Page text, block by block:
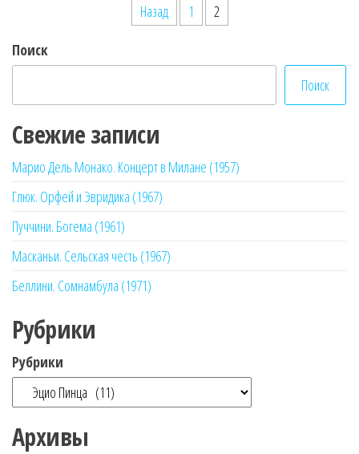
записей
Назад 1
2
Поиск
Поиск
Свежие записи
Марио Дель Монако. Концерт в Милане (1957)
Глюк. Орфей и Эвридика (1967)
Пуччини. Богема (1961)
Масканьи. Сельская честь (1967)
Беллини. Сомнамбула (1971)
Рубрики
Рубрики
Архивы